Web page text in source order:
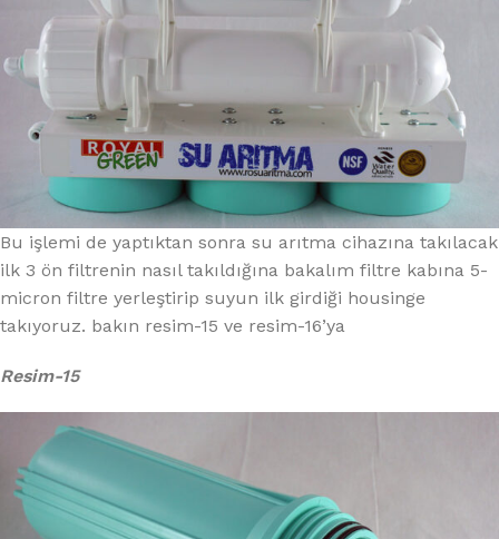
Bu işlemi de yaptıktan sonra su arıtma cihazına takılacak
ilk 3 ön filtrenin nasıl takıldığına bakalım filtre kabına 5-
micron filtre yerleştirip suyun ilk girdiği housinge
takıyoruz. bakın resim-15 ve resim-16’ya
Resim-15